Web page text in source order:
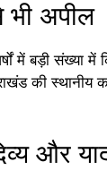
भी अपील
में बड़ी संख्या
की
और